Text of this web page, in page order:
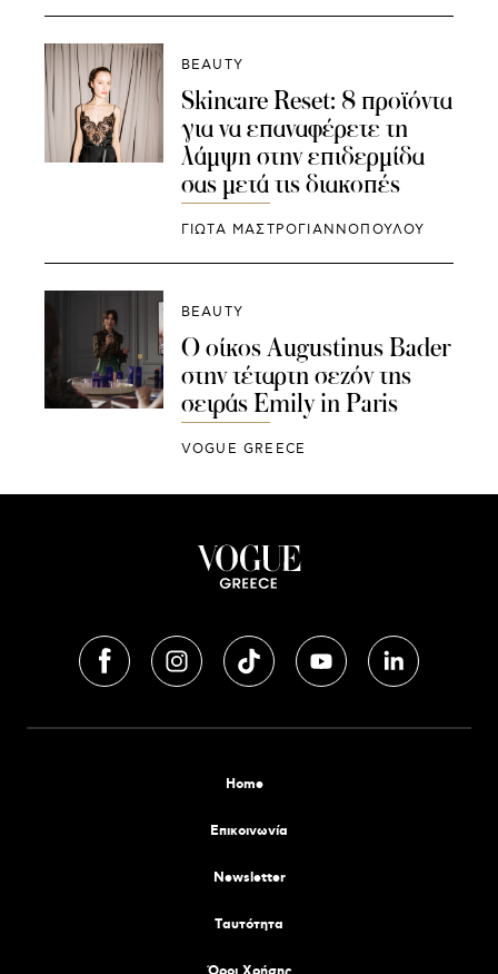
BEAUTY
Skincare Reset: 8 προϊόντα
για να επαναφέρετε τη
λάμψη στην επιδερμίδα
σας μετά τις διακοπές
ΓΙΩΤΑ ΜΑΣΤΡΟΓΙΑΝΝΟΠΟΥΛΟΥ
BEAUTY
Ο οίκος Augustinus Bader
στην τέταρτη σεζόν της
σειράς Emily in Paris
VOGUE GREECE
Home
Επικοινωνία
Newsletter
Tαυτότητα